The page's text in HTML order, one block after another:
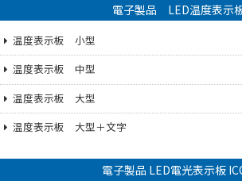
電子製品 LED温度表示
温度表示板 小型
温度表示板 中型
温度表示板 大型
温度表示板 大型＋文字
電子製品 LED電光表示板